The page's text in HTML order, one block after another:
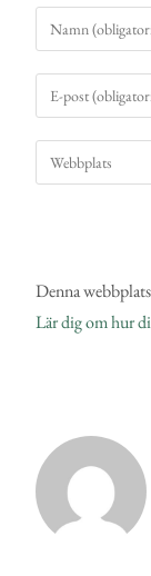
Denna
Lär dig om hur